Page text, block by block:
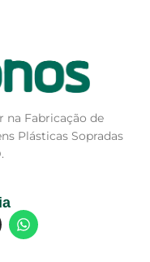
na Fabricação de
Plásticas Sopradas